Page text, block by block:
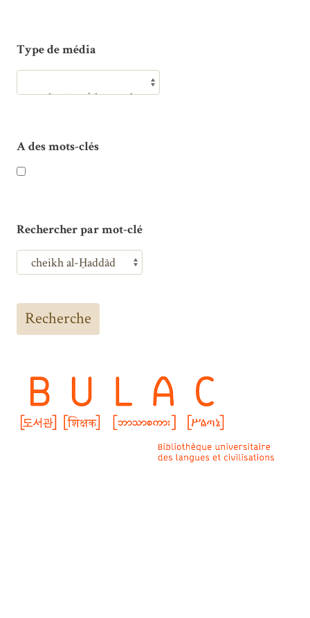
Type de média
A des mots-clés
Rechercher par mot-clé